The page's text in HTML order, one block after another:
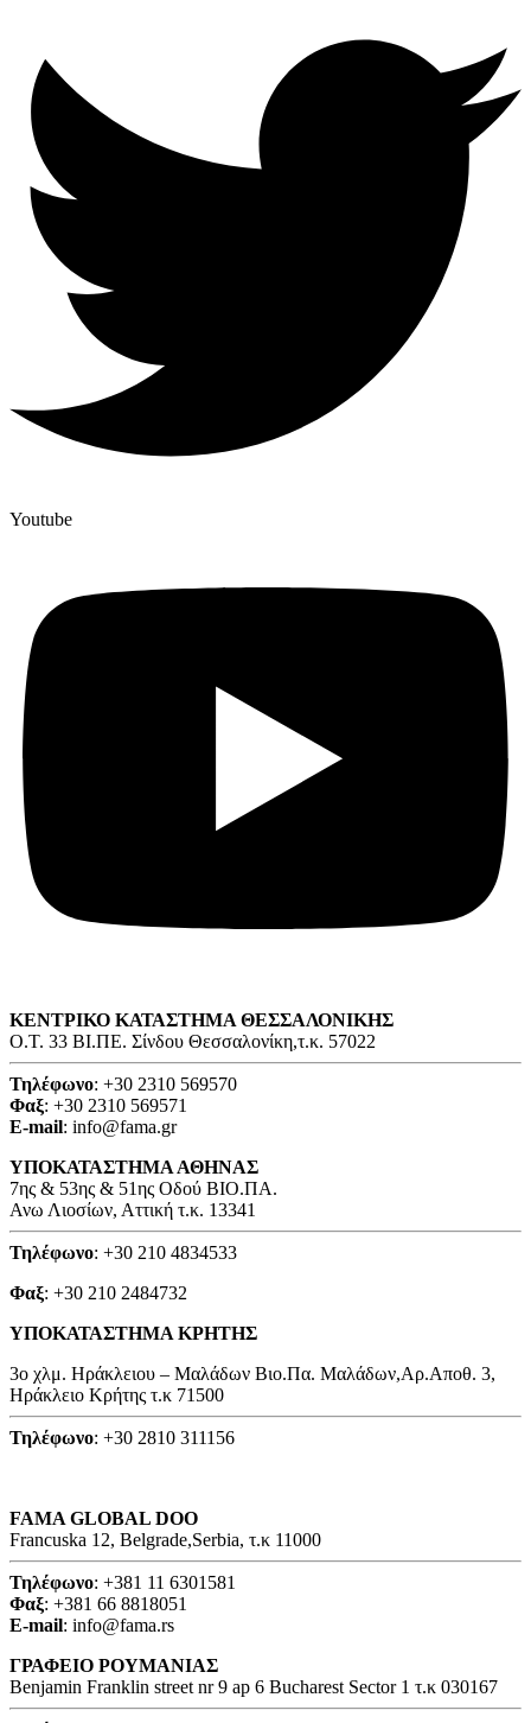
Youtube
ΚΕΝΤΡΙΚΟ ΚΑΤΑΣΤΗΜΑ ΘΕΣΣΑΛΟΝΙΚΗΣ
O.T. 33 ΒΙ.ΠΕ. Σίνδου Θεσσαλονίκη,τ.κ. 57022
Τηλέφωνο: +30 2310 569570
Φαξ: +30 2310 569571
E-mail: info@fama.gr
ΥΠΟΚΑΤΑΣΤΗΜΑ ΑΘΗΝΑΣ
7ης & 53ης & 51ης Οδού ΒΙΟ.ΠΑ.
Ανω Λιοσίων, Αττική τ.κ. 13341
Τηλέφωνο: +30 210 4834533
Φαξ: +30 210 2484732
ΥΠΟΚΑΤΑΣΤΗΜΑ ΚΡΗΤΗΣ
3o χλμ. Ηράκλειου – Μαλάδων Βιο.Πα. Μαλάδων,Αρ.Αποθ. 3,
Ηράκλειο Κρήτης τ.κ 71500
Τηλέφωνο: +30 2810 311156
FAMA GLOBAL DOO
Francuska 12, Belgrade,Serbia, τ.κ 11000
Τηλέφωνο: +381 11 6301581
Φαξ: +381 66 8818051
E-mail: info@fama.rs
ΓΡΑΦΕΙΟ ΡΟΥΜΑΝΙΑΣ
Benjamin Franklin street nr 9 ap 6 Bucharest Sector 1 τ.κ 030167